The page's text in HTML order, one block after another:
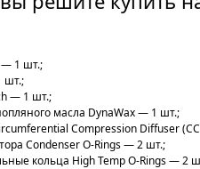
— 1 шт.;
шт.;
— 1 шт.;
масла DynaWax — 1 шт.;
Compression Diffuser
Condenser O-Rings — 2 шт.;
кольца High Temp O-Rings — 2